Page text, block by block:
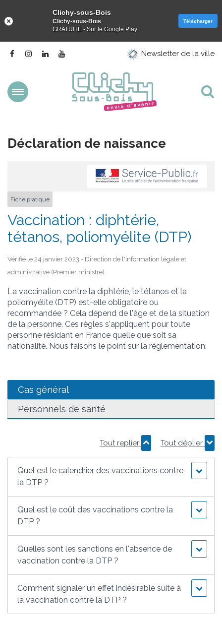
Lien
compte
Facebook
Lien
Lien
Linkedin
la
chaîne
Youtube
Newsletter de la ville
Aller
Déclaration de naissance
Fiche pratique
Vaccination : diphtérie,
tétanos, poliomyélite (DTP)
Vérifié le 24 janvier 2023 - Direction de l'information légale et
administrative (Premier ministre)
La vaccination contre la diphtérie, le tétanos et la
poliomyélite (DTP) est-elle obligatoire ou
recommandée ? Cela dépend de l'âge et de la situation
de la personne. Ces règles s'appliquent pour toute
personne résidant en France quelle que soit sa
nationalité. Nous faisons le point sur la réglementation.
Cas général
Personnels de santé
Tout replier Tout déplier
Quel est le calendrier des vaccinations contre
la DTP ?
Quel est le coût des vaccinations contre la
DTP ?
Quelles sont les sanctions en l'absence de
vaccination contre la DTP ?
Comment signaler un effet indésirable suite à
la vaccination contre la DTP ?
Clichy-sous-Bois
Clichy-sous-Bois
GRATUITE - Sur le Google Play
Télécharger